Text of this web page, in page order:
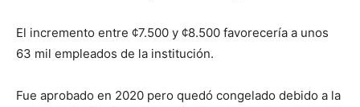
El incremento entre ¢7.500 y ¢8.500 favorecería a unos
63 mil empleados de la institución.
Fue aprobado en 2020 pero quedó congelado debido a la